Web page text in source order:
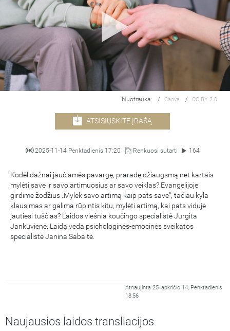
Nuotrauka: / Canva / CC BY 2.0
ATSISIŲSKITE ĮRAŠĄ
2025-11-14 Penktadienis 17:20 Renkuosi sutarti 164
Kodėl dažnai jaučiamės pavargę, praradę džiaugsmą net kartais
mylėti save ir savo artimuosius ar savo veiklas? Evangelijoje
girdime žodžius „Mylėk savo artimą kaip pats save“, tačiau kyla
klausimas ar galima rūpintis kitu, mylėti artimą, kai pats viduje
jautiesi tuščias? Laidos viešnia koučingo specialistė Jurgita
Jankuvienė. Laidą veda psichologinės-emocinės sveikatos
specialistė Janina Sabaitė.
Atnaujinta 25 lapkričio 14, Penktadienis
18:56
Naujausios laidos transliacijos